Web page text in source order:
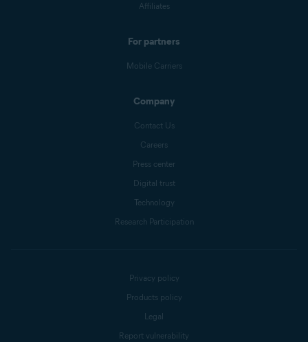
Affiliates
For partners
Mobile Carriers
Company
Contact Us
Careers
Press center
Digital trust
Technology
Research Participation
Privacy policy
Products policy
Legal
Report vulnerability